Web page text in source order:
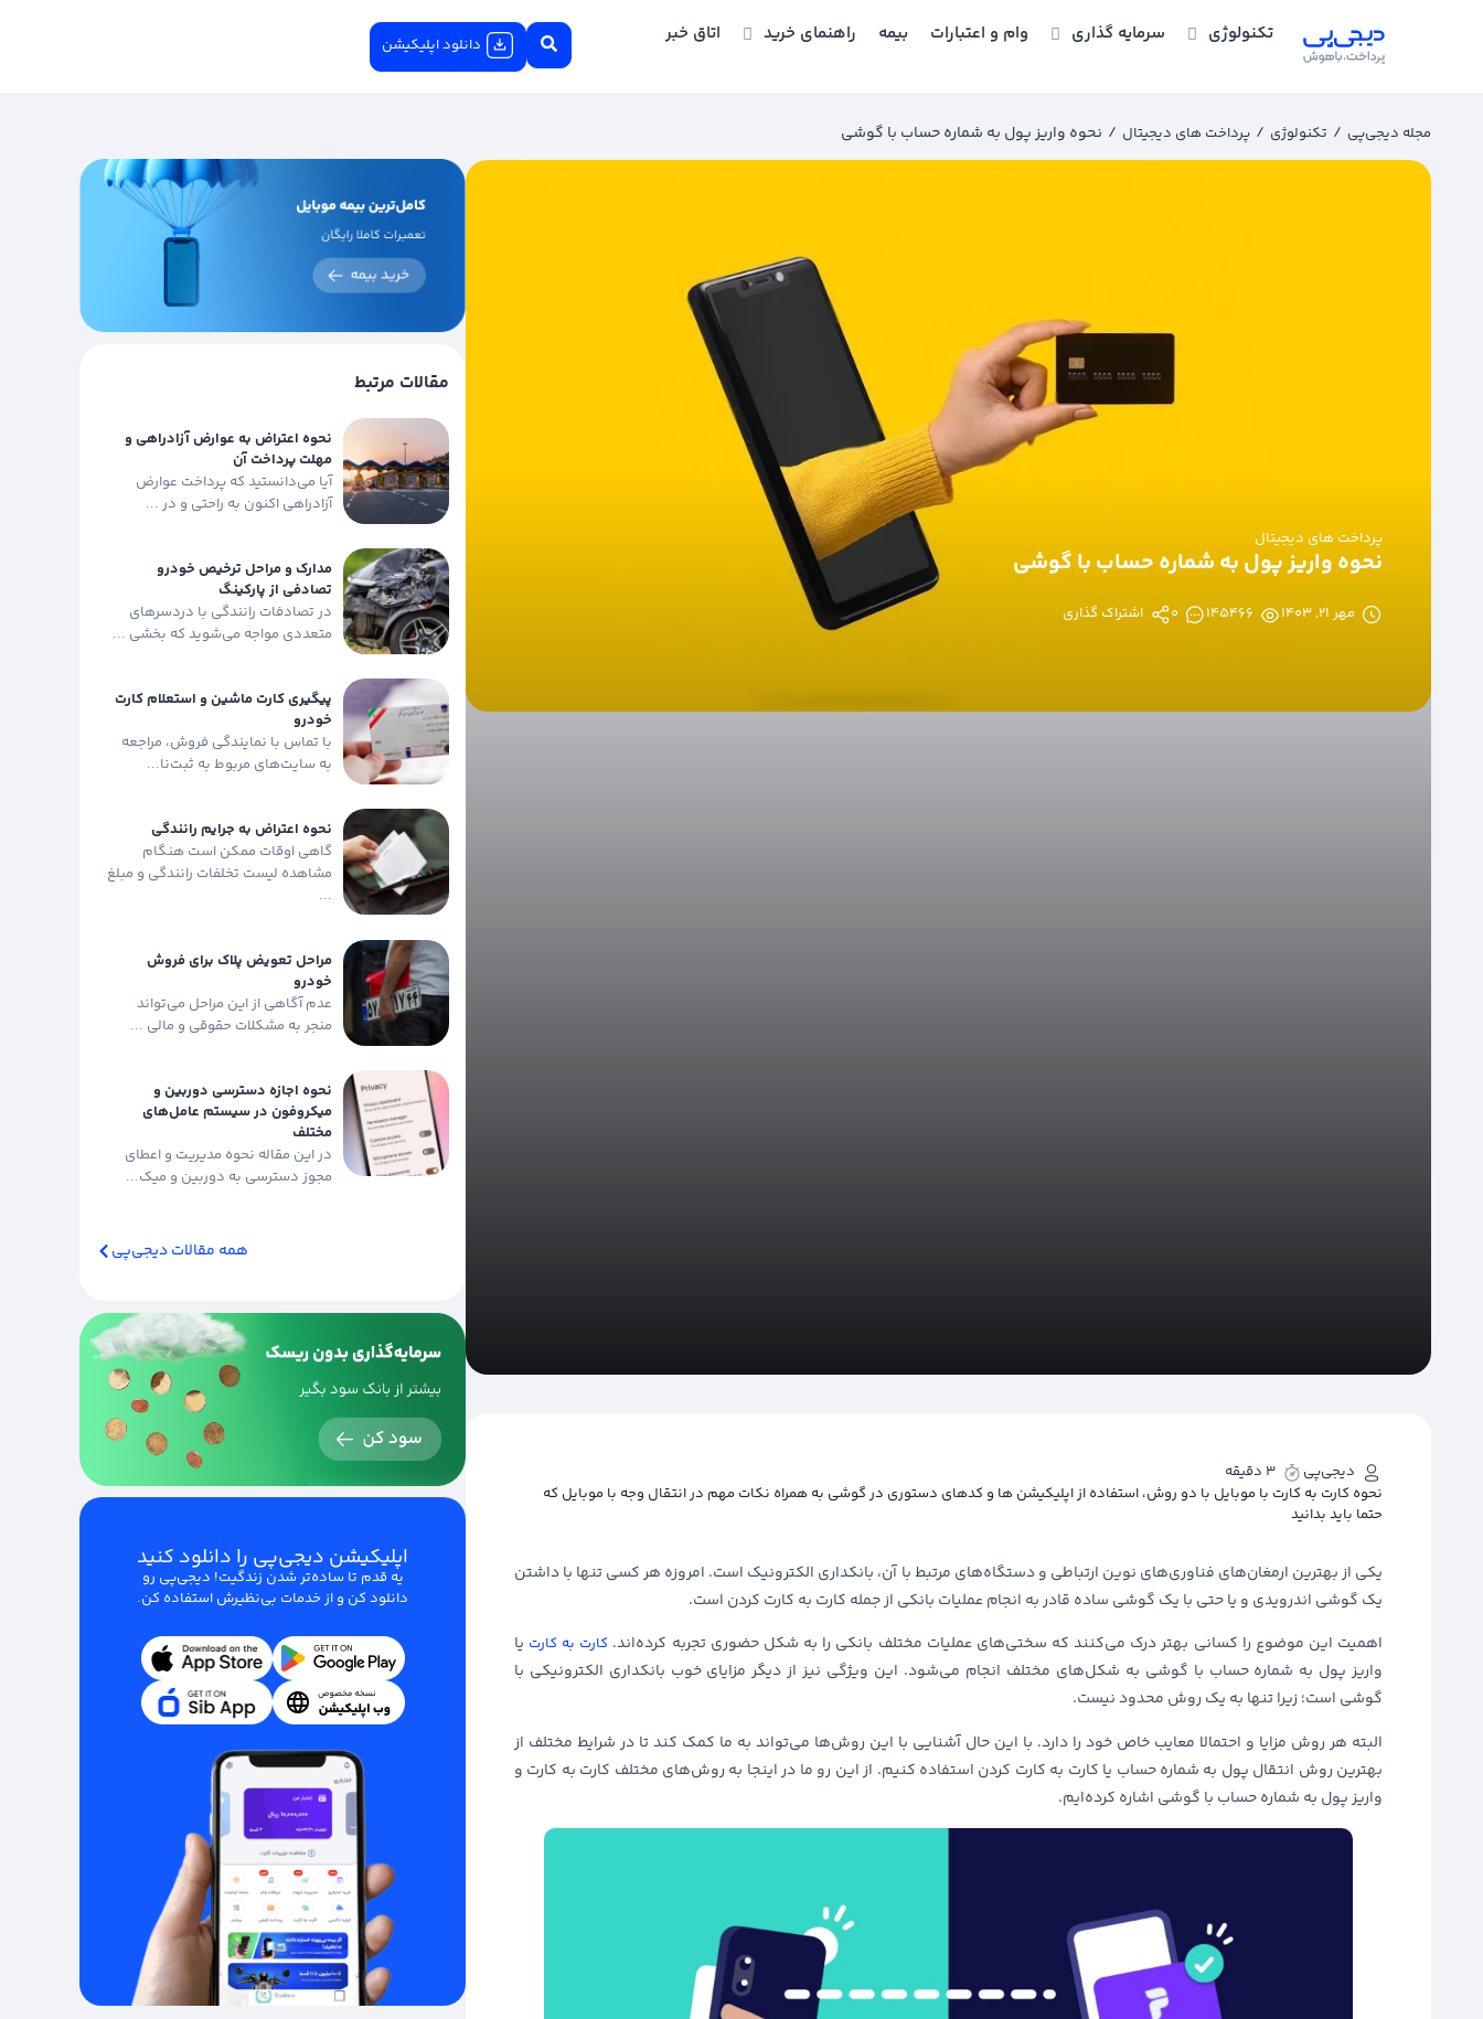
تکنولوژی سرمایه گذاری وام و اعتبارات بیمه راهنمای خرید اتاق خبر دانلود اپلیکیشن
مجله دیجی‌پی / تکنولوژی / پرداخت های دیجیتال / نحوه واریز پول به شماره حساب با گوشی
پرداخت های دیجیتال
نحوه واریز پول به شماره حساب با گوشی
مهر ۲۱, ۱۴۰۳ 145466
0 اشتراک گذاری
دیجی‌پی
3 دقیقه
نحوه کارت به کارت با موبایل با دو روش، استفاده از اپلیکیشن ها و کدهای دستوری در گوشی به همراه نکات مهم در انتقال وجه با موبایل که
حتما باید بدانید
یکی از بهترین ارمغان‌های فناوری‌های نوین ارتباطی و دستگاه‌های مرتبط با آن، بانکداری الکترونیک است. امروزه هر کسی تنها با داشتن
یک گوشی اندرویدی و یا حتی با یک گوشی ساده قادر به انجام عملیات بانکی از جمله کارت به کارت کردن است.
اهمیت این موضوع را کسانی بهتر درک می‌کنند که سختی‌های عملیات مختلف بانکی را به شکل حضوری تجربه کرده‌اند. کارت به کارت یا
واریز پول به شماره حساب با گوشی به شکل‌های مختلف انجام می‌شود. این ویژگی نیز از دیگر مزایای خوب بانکداری الکترونیکی با
گوشی است؛ زیرا تنها به یک روش محدود نیست.
البته هر روش مزایا و احتمالا معایب خاص خود را دارد. با این حال آشنایی با این روش‌ها می‌تواند به ما کمک کند تا در شرایط مختلف از
بهترین روش انتقال پول به شماره حساب یا کارت به کارت کردن استفاده کنیم. از این رو ما در اینجا به روش‌های مختلف کارت به کارت و
واریز پول به شماره حساب با گوشی اشاره کرده‌ایم.
مقالات مرتبط
نحوه اعتراض به عوارض آزادراهی و
مهلت پرداخت آن
آیا می‌دانستید که پرداخت عوارض
آزادراهی اکنون به راحتی و در ...
مدارک و مراحل ترخیص خودرو
تصادفی از پارکینگ
در تصادفات رانندگی با دردسرهای
متعددی مواجه می‌شوید که بخشی ...
پیگیری کارت ماشین و استعلام کارت
خودرو
با تماس با نمایندگی فروش، مراجعه
به سایت‌های مربوط به ثبت‌نا...
نحوه اعتراض به جرایم رانندگی
گاهی اوقات ممکن است هنگام
مشاهده لیست تخلفات رانندگی و مبلغ
...
مراحل تعویض پلاک برای فروش
خودرو
عدم آگاهی از این مراحل می‌تواند
منجر به مشکلات حقوقی و مالی ...
نحوه اجازه دسترسی دوربین و
میکروفون در سیستم عامل‌های
مختلف
در این مقاله نحوه مدیریت و اعطای
مجوز دسترسی به دوربین و میک...
همه مقالات دیجی‌پی
اپلیکیشن دیجی‌پی را دانلود کنید
یه قدم تا ساده‌تر شدن زندگیت! دیجی‌پی رو
دانلود کن و از خدمات بی‌نظیرش استفاده کن.